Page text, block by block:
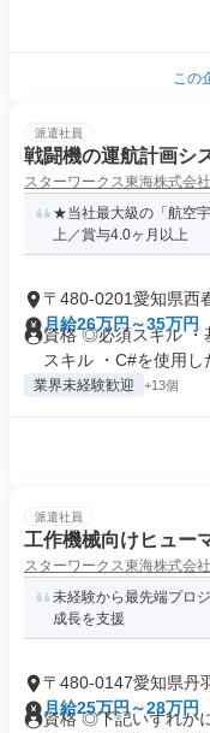
この
派遣社員
戦闘機の運航計画シ
スターワークス東海株式会社
★当社最大級の「航空
上／賞与4.0ヶ月以上
〒480-0201愛知県西
月給26万円～35万円
資格 ◎必須スキル ・
スキル ・C#を使用し
業界未経験歓迎 +13個
派遣社員
工作機械向けヒュー
スターワークス東海株式会社
未経験から最先端プロ
成長を支援
〒480-0147愛知県丹
月給25万円～28万円
資格 ◎下記いずれか